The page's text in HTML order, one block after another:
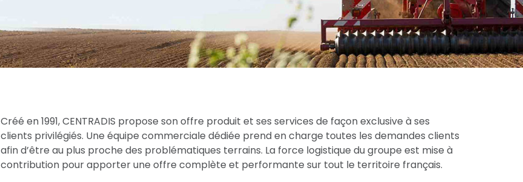
Créé en 1991, CENTRADIS propose son offre produit et ses services de façon exclusive à ses
clients privilégiés. Une équipe commerciale dédiée prend en charge toutes les demandes clients
afin d’être au plus proche des problématiques terrains. La force logistique du groupe est mise à
contribution pour apporter une offre complète et performante sur tout le territoire français.